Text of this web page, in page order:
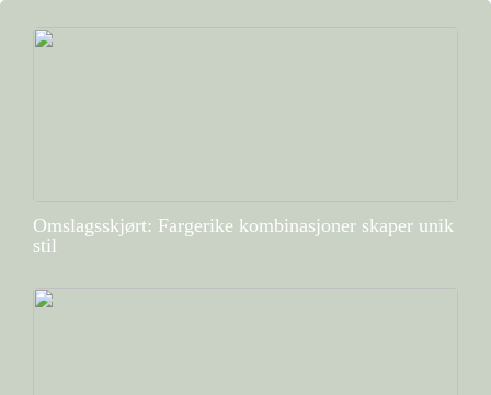
Omslagsskjørt: Fargerike kombinasjoner skaper unik
stil